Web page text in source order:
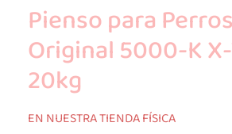
Pienso para
Original 5000-K
20kg
EN NUESTRA TIENDA FÍSICA